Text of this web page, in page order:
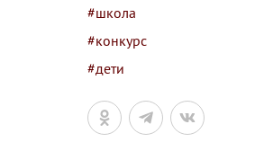
#школа
#конкурс
#дети